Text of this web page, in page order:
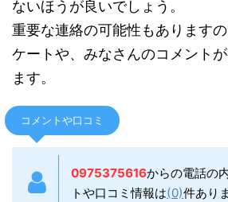
ないほうが良いでしょう。
重要な連絡の可能性もあります
ケートや、みなさんのコメント
ます。
コメントや口コミ
0975375616からの電話の
トや口コミ情報は(0)件あり